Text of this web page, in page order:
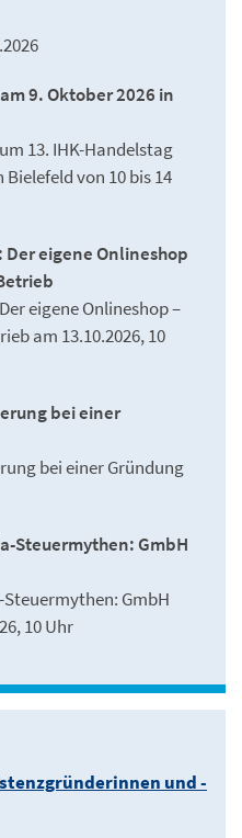
9. Oktober 2026 in
13. IHK-Handelstag
Bielefeld von 10 bis 14
Der eigene Onlineshop
eigene Onlineshop –
am 13.10.2026, 10
bei einer
bei einer Gründung
Steuermythen: GmbH
GmbH
10 Uhr
und -